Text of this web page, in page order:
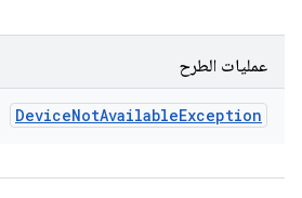
عمليات الطرح
DeviceNotAvailableException